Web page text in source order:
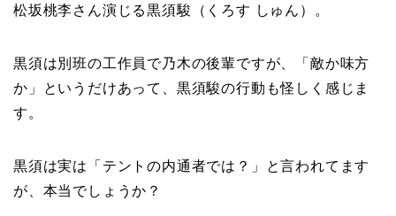
松坂桃李さん演じる黒須駿（くろす しゅん）。
黒須は別班の工作員で乃木の後輩ですが、「敵か味方
か」というだけあって、黒須駿の行動も怪しく感じま
す。
黒須は実は「テントの内通者では？」と言われてます
が、本当でしょうか？